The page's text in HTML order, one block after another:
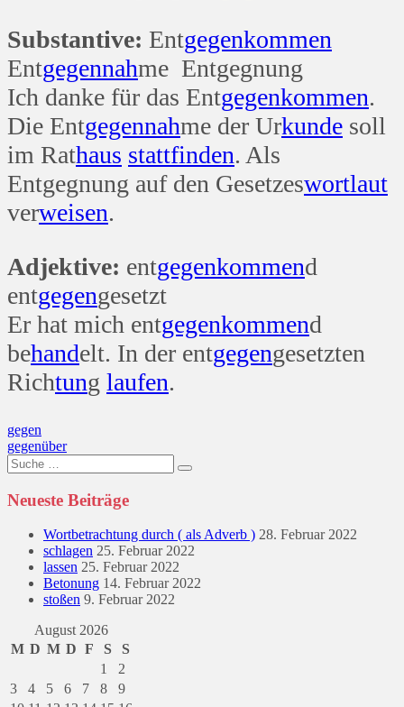
Substantive: Entgegenkommen
Entgegennahme Entgegnung
Ich danke für das Entgegenkommen.
Die Entgegennahme der Urkunde soll
im Rathaus stattfinden. Als
Entgegnung auf den Gesetzeswortlaut
verweisen.
Adjektive: entgegenkommend
entgegengesetzt
Er hat mich entgegenkommend
behandelt. In der entgegengesetzten
Richtung laufen.
Beitragsnavigation
gegen
gegenüber
Suche
nach:
Neueste Beiträge
Wortbetrachtung durch ( als Adverb ) 28. Februar 2022
schlagen 25. Februar 2022
lassen 25. Februar 2022
Betonung 14. Februar 2022
stoßen 9. Februar 2022
August 2026
M D M D F S
S
1
2
3
4 5 6 7 8
9